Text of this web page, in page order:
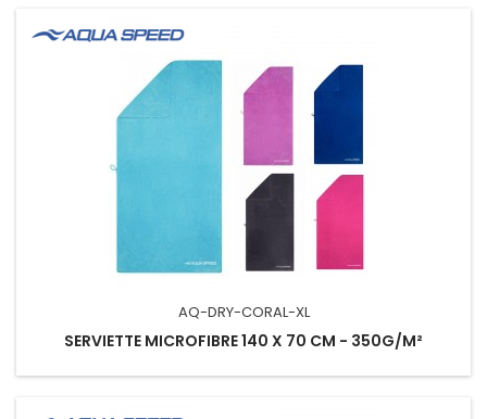
AQ-DRY-CORAL-XL
SERVIETTE MICROFIBRE 140 X 70 CM - 350G/M²